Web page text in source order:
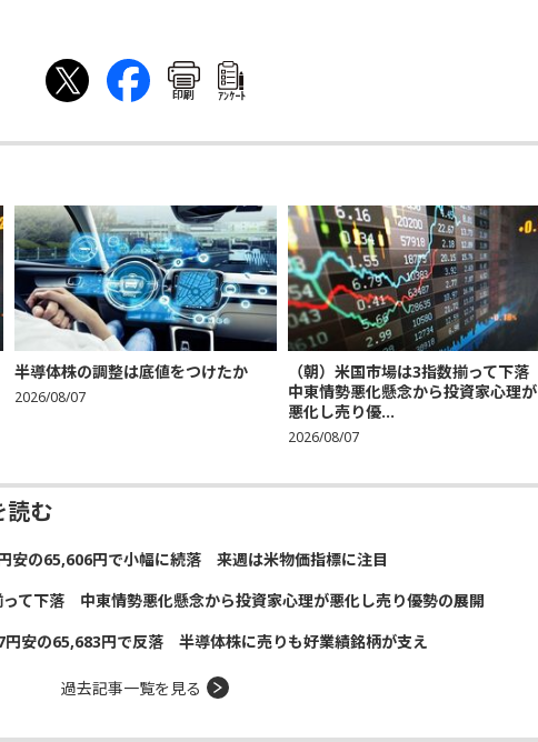
印刷 ｱﾝｹｰﾄ
半導体株の調整は底値をつけたか
2026/08/07
（朝）米国市場は3指数揃って下落
中東情勢悪化懸念から投資家心理が
悪化し売り優...
2026/08/07
読む
安の65,606円で小幅に続落 来週は米物価指標に注目
って下落 中東情勢悪化懸念から投資家心理が悪化し売り優勢の展開
円安の65,683円で反落 半導体株に売りも好業績銘柄が支え
過去記事一覧を見る